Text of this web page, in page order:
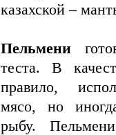
казахской –
Пельмени
теста. В
правило,
мясо, но
рыбу.